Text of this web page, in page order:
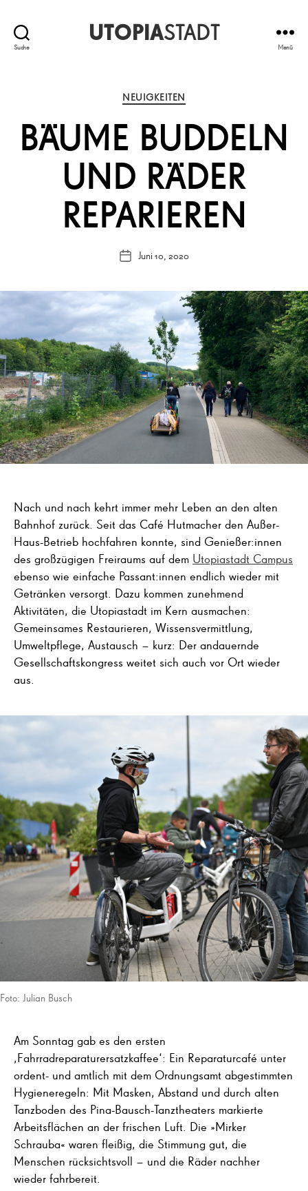
Suche
UTOPIASTADT
Menü
Kategorien
NEUIGKEITEN
BÄUME BUDDELN
UND RÄDER
REPARIEREN
Veröffentlichungsdatum
Juni 10, 2020
Nach und nach kehrt immer mehr Leben an den alten
Bahnhof zurück. Seit das Café Hutmacher den Außer-
Haus-Betrieb hochfahren konnte, sind Genießer:innen
des großzügigen Freiraums auf dem Utopiastadt Campus
ebenso wie einfache Passant:innen endlich wieder mit
Getränken versorgt. Dazu kommen zunehmend
Aktivitäten, die Utopiastadt im Kern ausmachen:
Gemeinsames Restaurieren, Wissensvermittlung,
Umweltpflege, Austausch – kurz: Der andauernde
Gesellschaftskongress weitet sich auch vor Ort wieder
aus.
Foto: Julian Busch
Am Sonntag gab es den ersten
‚Fahrradreparaturersatzkaffee‘: Ein Reparaturcafé unter
ordent- und amtlich mit dem Ordnungsamt abgestimmten
Hygieneregeln: Mit Masken, Abstand und durch alten
Tanzboden des Pina-Bausch-Tanztheaters markierte
Arbeitsflächen an der frischen Luft. Die »Mirker
Schrauba« waren fleißig, die Stimmung gut, die
Menschen rücksichtsvoll – und die Räder nachher
wieder fahrbereit.